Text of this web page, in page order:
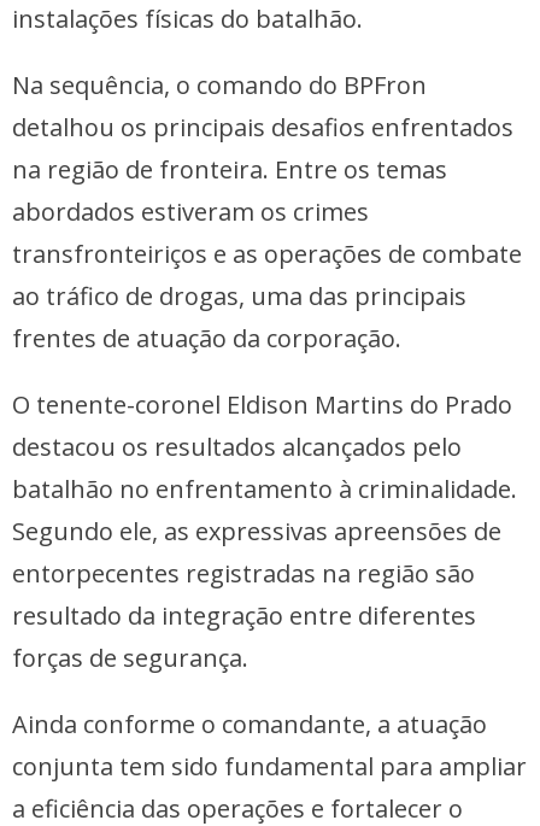
instalações físicas do batalhão.
Na sequência, o comando do BPFron
detalhou os principais desafios enfrentados
na região de fronteira. Entre os temas
abordados estiveram os crimes
transfronteiriços e as operações de combate
ao tráfico de drogas, uma das principais
frentes de atuação da corporação.
O tenente-coronel Eldison Martins do Prado
destacou os resultados alcançados pelo
batalhão no enfrentamento à criminalidade.
Segundo ele, as expressivas apreensões de
entorpecentes registradas na região são
resultado da integração entre diferentes
forças de segurança.
Ainda conforme o comandante, a atuação
conjunta tem sido fundamental para ampliar
a eficiência das operações e fortalecer o